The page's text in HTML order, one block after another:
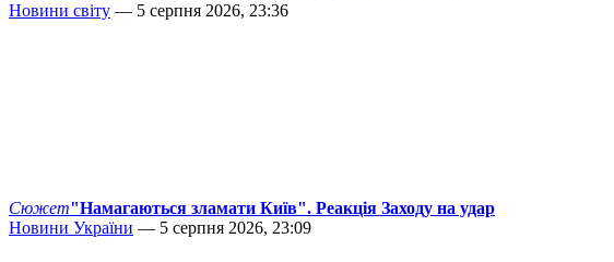
Новини світу — 5 серпня 2026, 23:36
Сюжет"Намагаються зламати Київ". Реакція Заходу на удар
Новини України — 5 серпня 2026, 23:09